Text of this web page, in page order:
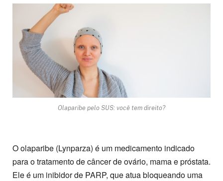
Olaparibe pelo SUS: você tem direito?
O olaparibe (Lynparza) é um medicamento indicado
para o tratamento de câncer de ovário, mama e próstata.
Ele é um inibidor de PARP, que atua bloqueando uma